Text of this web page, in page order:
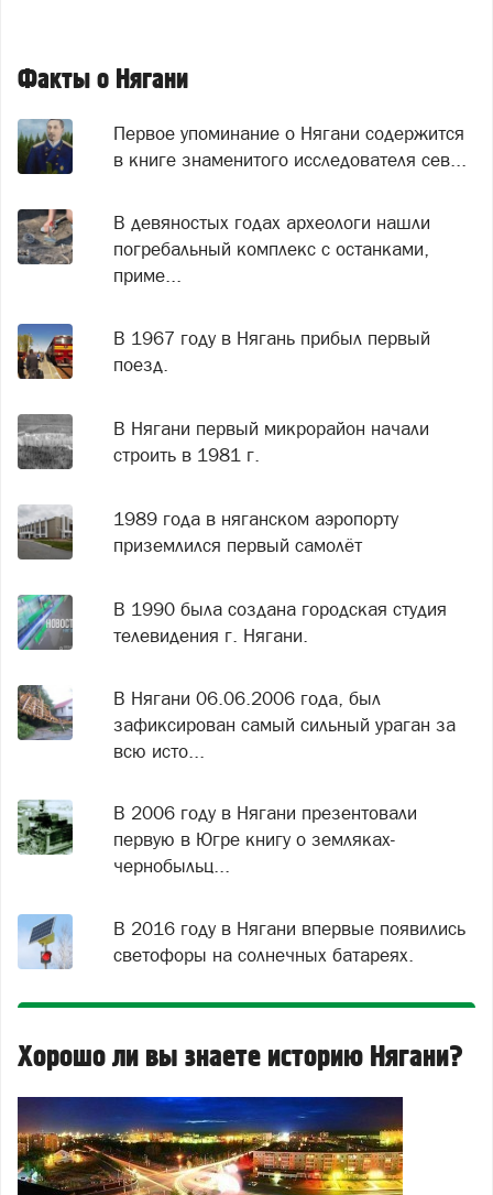
Факты о Нягани
Первое упоминание о Нягани содержится
в книге знаменитого исследователя сев...
В девяностых годах археологи нашли
погребальный комплекс с останками,
приме...
В 1967 году в Нягань прибыл первый
поезд.
В Нягани первый микрорайон начали
строить в 1981 г.
1989 года в няганском аэропорту
приземлился первый самолёт
В 1990 была создана городская студия
телевидения г. Нягани.
В Нягани 06.06.2006 года, был
зафиксирован самый сильный ураган за
всю исто...
В 2006 году в Нягани презентовали
первую в Югре книгу о земляках-
чернобыльц...
В 2016 году в Нягани впервые появились
светофоры на солнечных батареях.
Хорошо ли вы знаете историю Нягани?